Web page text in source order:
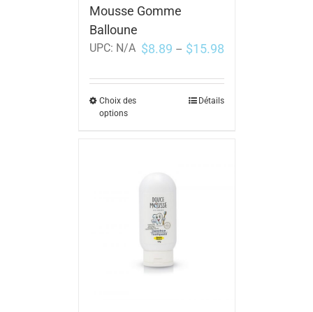
Mousse Gomme
Balloune
UPC: N/A $8.89 – $15.98
Choix des
options
Détails